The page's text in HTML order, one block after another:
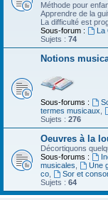
Méthode pour
Apprendre de la
La difficulté est
Sous-forum :
La
Sujets : 74
Notions
Sous-forums :
termes musicaux
Sujets : 276
Oeuvres à la
Décortiquons
Sous-forums :
musicales
Une
co
Sor et
Sujets : 64